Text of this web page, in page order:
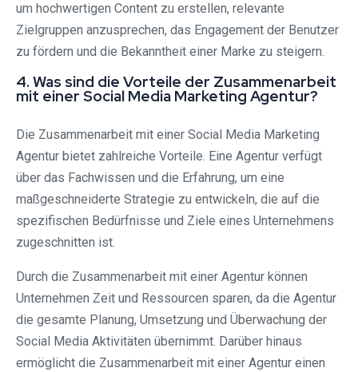
um hochwertigen Content zu erstellen, relevante
Zielgruppen anzusprechen, das Engagement der Benutzer
zu fördern und die Bekanntheit einer Marke zu steigern.
4. Was sind die Vorteile der Zusammenarbeit
mit einer Social Media Marketing Agentur?
Die Zusammenarbeit mit einer Social Media Marketing
Agentur bietet zahlreiche Vorteile. Eine Agentur verfügt
über das Fachwissen und die Erfahrung, um eine
maßgeschneiderte Strategie zu entwickeln, die auf die
spezifischen Bedürfnisse und Ziele eines Unternehmens
zugeschnitten ist.
Durch die Zusammenarbeit mit einer Agentur können
Unternehmen Zeit und Ressourcen sparen, da die Agentur
die gesamte Planung, Umsetzung und Überwachung der
Social Media Aktivitäten übernimmt. Darüber hinaus
ermöglicht die Zusammenarbeit mit einer Agentur einen